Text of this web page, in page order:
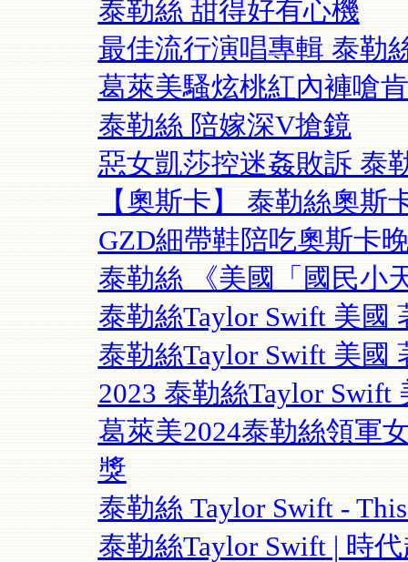
泰勒絲 甜得好有心機
最佳流行演唱專輯 泰勒
葛萊美騷炫桃紅內褲嗆
泰勒絲 陪嫁深V搶鏡
惡女凱莎控迷姦敗訴 泰
【奧斯卡】 泰勒絲奧
GZD細帶鞋陪吃奧斯卡
泰勒絲 《美國「國民小
泰勒絲Taylor Swift 美國
泰勒絲Taylor Swift 美國
2023 泰勒絲Taylor
葛萊美2024泰勒絲領軍
獎
泰勒絲 Taylor Swift -
泰勒絲Taylor Swift | 時